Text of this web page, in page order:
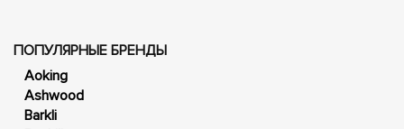
ПОПУЛЯРНЫЕ БРЕНДЫ
Aoking
Ashwood
Barkli